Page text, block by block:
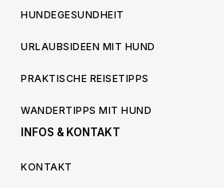
HUNDEGESUNDHEIT
URLAUBSIDEEN MIT HUND
PRAKTISCHE REISETIPPS
WANDERTIPPS MIT HUND
INFOS & KONTAKT
KONTAKT